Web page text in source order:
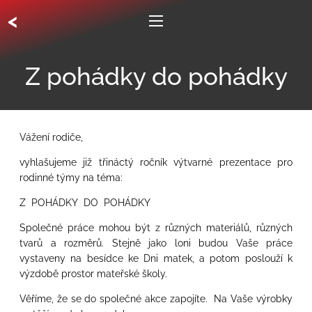
<
Z pohádky do pohádky
Vážení rodiče,
vyhlašujeme již třináctý ročník výtvarné prezentace pro
rodinné týmy na téma:
Z POHÁDKY DO POHÁDKY
Společné práce mohou být z různých materiálů, různých
tvarů a rozměrů. Stejně jako loni budou Vaše práce
vystaveny na besídce ke Dni matek, a potom poslouží k
výzdobě prostor mateřské školy.
Věříme, že se do společné akce zapojíte. Na Vaše výrobky